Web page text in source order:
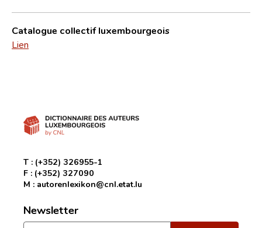
Catalogue collectif luxembourgeois
Lien
T : (+352) 326955-1
F : (+352) 327090
M : autorenlexikon@cnl.etat.lu
Newsletter